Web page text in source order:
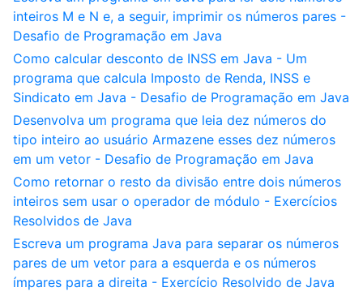
inteiros M e N e, a seguir, imprimir os números pares -
Desafio de Programação em Java
Como calcular desconto de INSS em Java - Um
programa que calcula Imposto de Renda, INSS e
Sindicato em Java - Desafio de Programação em Java
Desenvolva um programa que leia dez números do
tipo inteiro ao usuário Armazene esses dez números
em um vetor - Desafio de Programação em Java
Como retornar o resto da divisão entre dois números
inteiros sem usar o operador de módulo - Exercícios
Resolvidos de Java
Escreva um programa Java para separar os números
pares de um vetor para a esquerda e os números
ímpares para a direita - Exercício Resolvido de Java